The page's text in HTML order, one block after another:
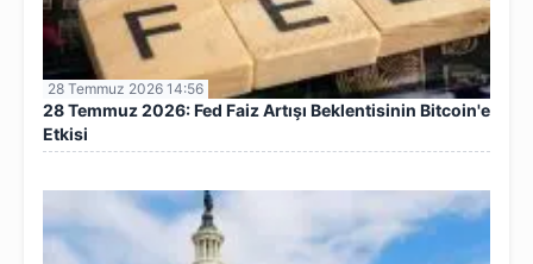
28 Temmuz 2026 14:56
28 Temmuz 2026: Fed Faiz Artışı Beklentisinin Bitcoin'e
Etkisi